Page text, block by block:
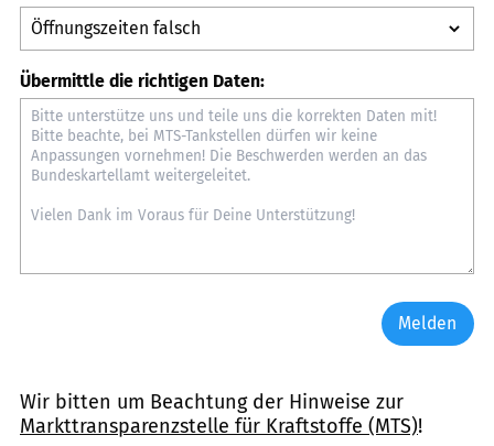
Übermittle die richtigen Daten:
Melden
Wir bitten um Beachtung der Hinweise zur
Markttransparenzstelle für Kraftstoffe (MTS)!